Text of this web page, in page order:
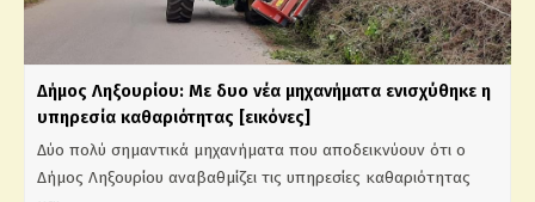
Δήμος Ληξουρίου: Με δυο νέα μηχανήματα ενισχύθηκε η
υπηρεσία καθαριότητας [εικόνες]
Δύο πολύ σημαντικά μηχανήματα που αποδεικνύουν ότι ο
Δήμος Ληξουρίου αναβαθμίζει τις υπηρεσίες καθαριότητας